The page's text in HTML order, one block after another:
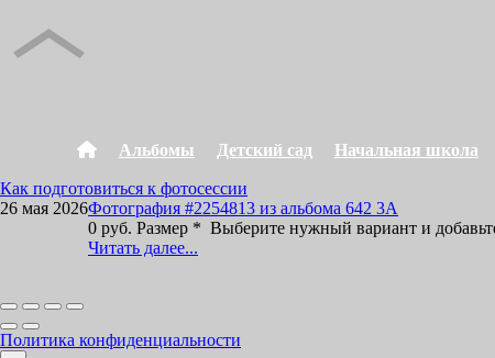
Альбомы Детский сад Начальная школа
Как подготовиться к фотосессии
26 мая 2026Фотография #2254813 из альбома 642 3А
0 руб. Размер * Выберите нужный вариант и
Читать далее...
Политика конфиденциальности